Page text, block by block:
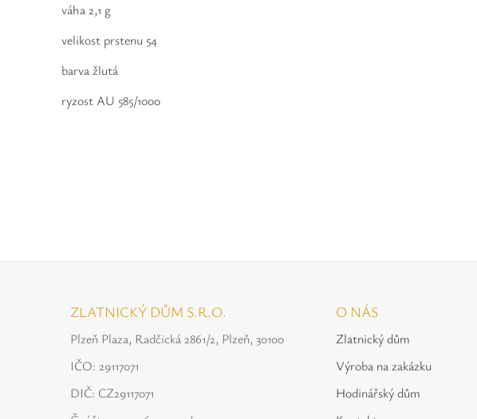
váha 2,1 g
velikost prstenu 54
barva žlutá
ryzost AU 585/1000
ZLATNICKÝ DŮM S.R.O.
Plzeň Plaza, Radčická 2861/2, Plzeň, 30100
IČO: 29117071
DIČ: CZ29117071
O NÁS
Zlatnický dům
Výroba na zakázku
Hodinářský dům